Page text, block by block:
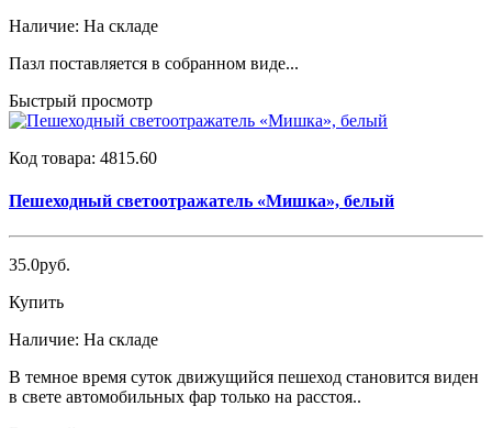
Наличие: На складе
Пазл поставляется в собранном виде...
Быстрый просмотр
Код товара: 4815.60
Пешеходный светоотражатель «Мишка», белый
35.0руб.
Купить
Наличие: На складе
В темное время суток движущийся пешеход становится виден
в свете автомобильных фар только на расстоя..